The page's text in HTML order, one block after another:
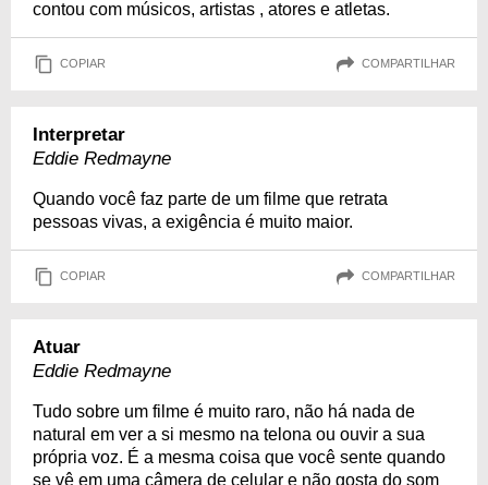
contou com músicos, artistas , atores e atletas.
COPIAR COMPARTILHAR
Interpretar
Eddie Redmayne
Quando você faz parte de um filme que retrata
pessoas vivas, a exigência é muito maior.
COPIAR COMPARTILHAR
Atuar
Eddie Redmayne
Tudo sobre um filme é muito raro, não há nada de
natural em ver a si mesmo na telona ou ouvir a sua
própria voz. É a mesma coisa que você sente quando
se vê em uma câmera de celular e não gosta do som